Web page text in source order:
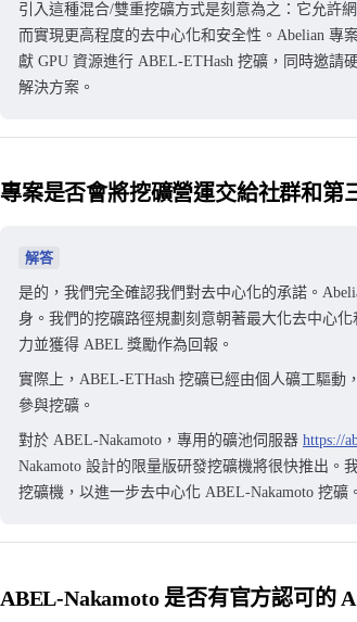
引入這種混合/雙重挖礦方式是刻意為之：它允許
而實現更高程度的去中心化和安全性。Abelian 專
獻 GPU 資源進行 ABEL-ETHash 挖礦，同時邀請
解決方案。
專案是否會將挖礦營運交給社群和第
解答
是的，我們完全確認我們對去中心化的承諾。
身。我們的挖礦路徑規劃刻意朝著最大化去中心
力並獲得 ABEL 獎勵作為回報。
實際上，ABEL-ETHash 挖礦已經由個人礦工驅動
參與挖礦。
對於 ABEL-Nakamoto，專用的礦池伺服器 https://
Nakamoto 設計的限量版研發挖礦機將很快推出
挖礦機，以進一步去中心化 ABEL-Nakamoto 挖礦。
ABEL-Nakamoto 是否有官方認可的